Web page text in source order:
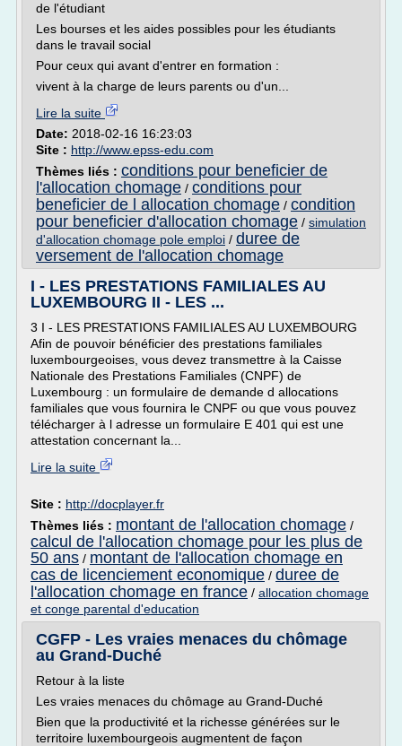
de l'étudiant
Les bourses et les aides possibles pour les étudiants
dans le travail social
Pour ceux qui avant d'entrer en formation :
vivent à la charge de leurs parents ou d'un...
Lire la suite
Date: 2018-02-16 16:23:03
Site : http://www.epss-edu.com
Thèmes liés : conditions pour beneficier de
l'allocation chomage / conditions pour
beneficier de l allocation chomage / condition
pour beneficier d'allocation chomage / simulation
d'allocation chomage pole emploi / duree de
versement de l'allocation chomage
I - LES PRESTATIONS FAMILIALES AU
LUXEMBOURG II - LES ...
3 I - LES PRESTATIONS FAMILIALES AU LUXEMBOURG
Afin de pouvoir bénéficier des prestations familiales
luxembourgeoises, vous devez transmettre à la Caisse
Nationale des Prestations Familiales (CNPF) de
Luxembourg : un formulaire de demande d allocations
familiales que vous fournira le CNPF ou que vous pouvez
télécharger à l adresse un formulaire E 401 qui est une
attestation concernant la...
Lire la suite
Site : http://docplayer.fr
Thèmes liés : montant de l'allocation chomage /
calcul de l'allocation chomage pour les plus de
50 ans / montant de l'allocation chomage en
cas de licenciement economique / duree de
l'allocation chomage en france / allocation chomage
et conge parental d'education
CGFP - Les vraies menaces du chômage
au Grand-Duché
Retour à la liste
Les vraies menaces du chômage au Grand-Duché
Bien que la productivité et la richesse générées sur le
territoire luxembourgeois augmentent de façon